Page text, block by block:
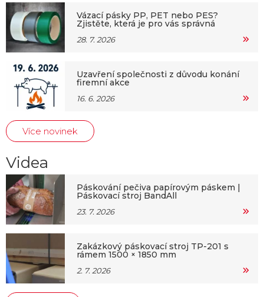
Vázací pásky PP, PET nebo PES?
Zjistěte, která je pro vás správná
28. 7. 2026
Uzavření společnosti z důvodu konání
firemní akce
16. 6. 2026
Více novinek
Videa
Páskování pečiva papírovým páskem |
Páskovací stroj BandAll
23. 7. 2026
Zakázkový páskovací stroj TP-201 s
rámem 1500 × 1850 mm
2. 7. 2026